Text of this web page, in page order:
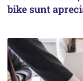
bike sunt